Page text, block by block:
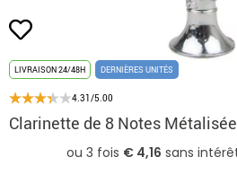
LIVRAISON 24/48H DERNIÈRES UNITÉS
4.31/5.00
Clarinette de 8 Notes Métalisée